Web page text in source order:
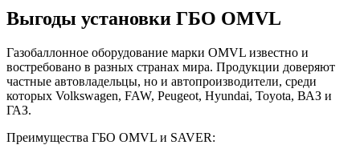
Выгоды установки ГБО OMVL
Газобаллонное оборудование марки OMVL известно и
востребовано в разных странах мира. Продукции доверяют
частные автовладельцы, но и автопроизводители, среди
которых Volkswagen, FAW, Peugeot, Hyundai, Toyota, ВАЗ и
ГАЗ.
Преимущества ГБО OMVL и SAVER: